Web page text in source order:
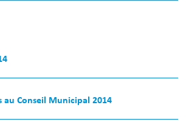
au Conseil Municipal 2014